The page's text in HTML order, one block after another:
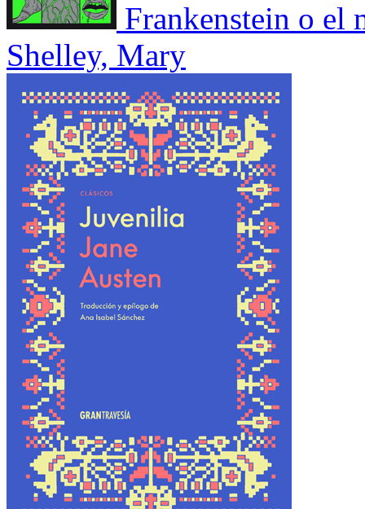
Frankenstein o el
Shelley, Mary